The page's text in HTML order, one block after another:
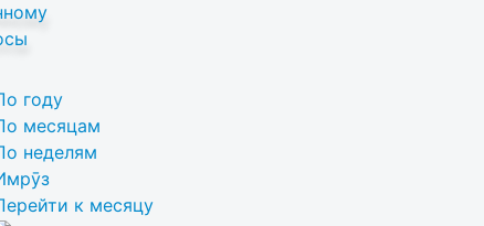
году
месяцам
неделям
к месяцу